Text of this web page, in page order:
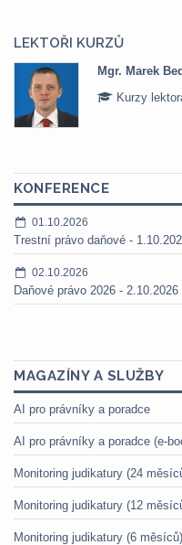
LEKTOŘI KURZŮ
Mgr. Marek
Kurzy
KONFERENCE
01.10.2026
Trestní právo daňové -
02.10.2026
Daňové právo 2026 - 2.10.2026
MAGAZÍNY A SLUŽBY
AI pro právníky a poradce
AI pro právníky a poradce (e-
Monitoring judikatury (24
Monitoring judikatury (12
Monitoring judikatury (6 měsíců)